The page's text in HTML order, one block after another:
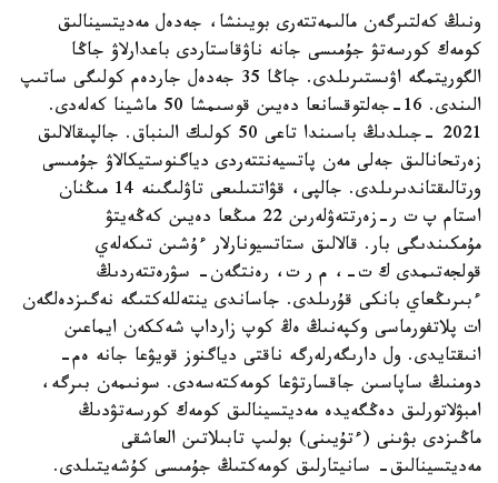
ونىڭ كەلتىرگەن مالىمەتتەرى بويىنشا، جەدەل مەديتسينالىق
كومەك كورسەتۋ جۇمىسى جانە ناۋقاستاردى باعدارلاۋ جاڭا
الگوريتمگە اۋىستىرىلدى. جاڭا 35 جەدەل جاردەم كولىگى ساتىپ
الىندى. 16-جەلتوقسانعا دەيىن قوسىمشا 50 ماشينا كەلەدى.
2021 -جىلدىڭ باسىندا تاعى 50 كولىك الىنباق. جالپىقالالىق
زەرتحانالىق جەلى مەن پاتسيەنتتەردى دياگنوستيكالاۋ جۇمىسى
ورتالىقتاندىرىلدى. جالپى، قۋاتتىلىعى تاۋلىگىنە 14 مىڭنان
استام پ ت ر-زەرتتەۋلەرىن 22 مىڭعا دەيىن كەڭەيتۋ
مۇمكىندىگى بار. قالالىق ستاتسيونارلار ءۇشىن تىكەلەي
قولجەتىمدى ك ت-، م ر ت، رەنتگەن- سۋرەتتەردىڭ
ءبىرىڭعاي بانكى قۇرىلدى. جاساندى ينتەللەكتىگە نەگىزدەلگەن
ات پلاتفورماسى وكپەنىڭ ەڭ كوپ زارداپ شەككەن ايماعىن
انىقتايدى. ول دارىگەرلەرگە ناقتى دياگنوز قويۋعا جانە ەم-
دومنىڭ ساپاسىن جاقسارتۋعا كومەكتەسەدى. سونىمەن بىرگە،
امبۋلاتورلىق دەڭگەيدە مەديتسينالىق كومەك كورسەتۋدىڭ
ماڭىزدى بۋىنى (ءتۇيىنى) بولىپ تابىلاتىن العاشقى
مەديتسينالىق- سانيتارلىق كومەكتىڭ جۇمىسى كۇشەيتىلدى.